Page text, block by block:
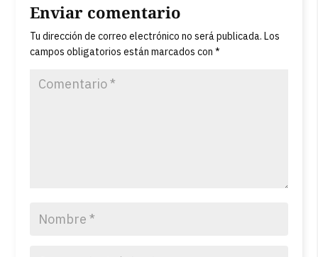
Enviar comentario
Tu dirección de correo electrónico no será publicada. Los
campos obligatorios están marcados con*